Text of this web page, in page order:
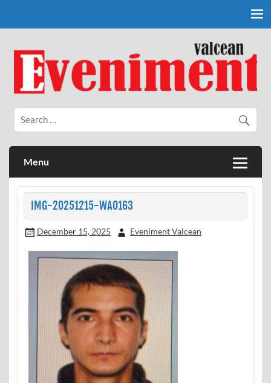
Eveniment Valcean
Menu
IMG-20251215-WA0163
December 15, 2025 Eveniment Valcean